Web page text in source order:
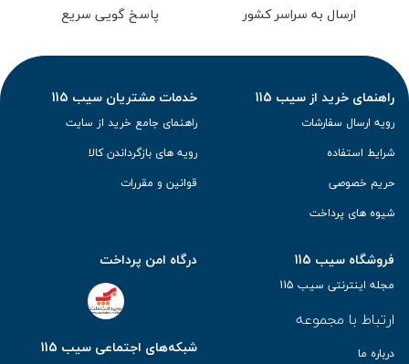
ارسال به سراسر کشور پاسخ گویی سریع
راهنمای خرید از سیب 115
رویه ارسال سفارشات
شرایط استفاده
حریم خصوصی
شیوه های پرداخت
خدمات مشتریان سیب 115
راهنمای جامع خرید از سایت
رویه های بازگرداندن کالا
قوانین و مقررات
فروشگاه سیب 115
مجله اینترنتی سیب 115
ارتباط با مجموعه
درباره ما
درگاه امن پرداخت
شبکه‌های اجتماعی سیب 115